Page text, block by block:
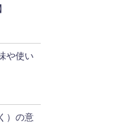
や使い
）の意